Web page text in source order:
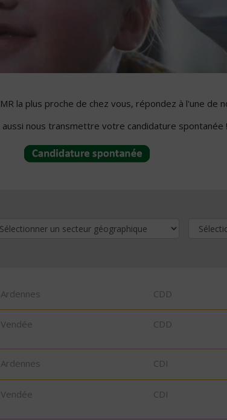
la plus proche de chez vous, répondez à l'une de
aussi nous transmettre votre candidature spontanée !
CDD
CDD
CDI
CDI